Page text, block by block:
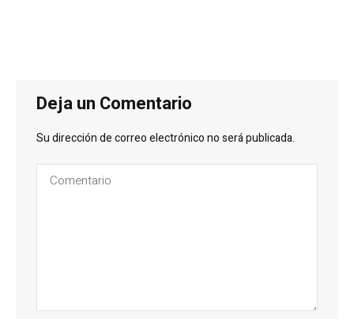
Deja un Comentario
Su dirección de correo electrónico no será publicada.